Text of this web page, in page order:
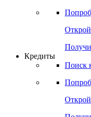
Кредиты
Поиск